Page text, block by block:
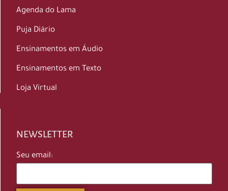
Agenda do Lama
Puja Diário
Ensinamentos em Áudio
Ensinamentos em Texto
Loja Virtual
NEWSLETTER
Seu email: